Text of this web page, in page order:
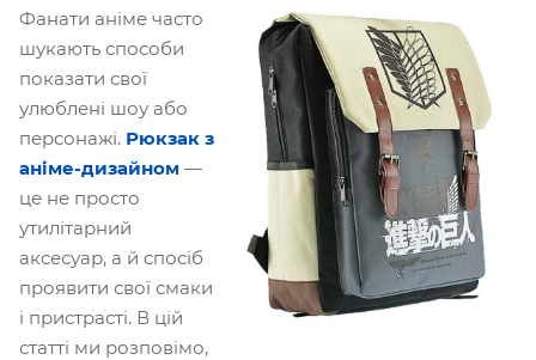
Фанати аніме часто
шукають способи
показати свої
улюблені шоу або
персонажі. Рюкзак з
аніме-дизайном —
це не просто
утилітарний
аксесуар, а й спосіб
проявити свої смаки
і пристрасті. В цій
статті ми розповімо,